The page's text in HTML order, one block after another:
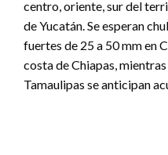
centro, oriente, sur del
de Yucatán. Se esperan
fuertes de 25 a 50 mm en
costa de Chiapas,
Tamaulipas se anticipan